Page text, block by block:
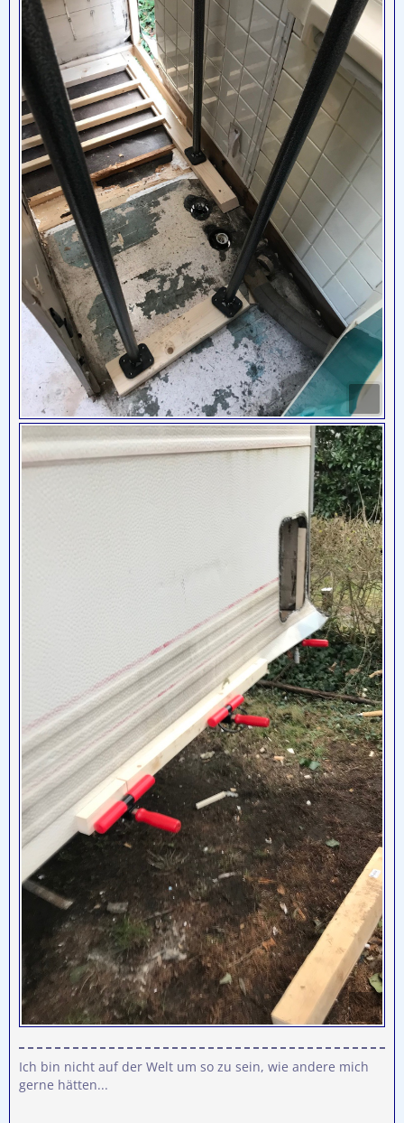
Ich bin nicht auf der Welt um so zu sein, wie andere mich
gerne hätten...